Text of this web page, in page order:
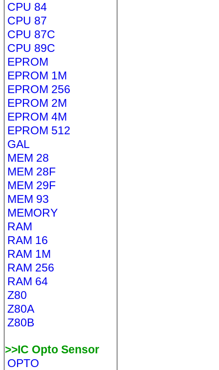
CPU 84
CPU 87
CPU 87C
CPU 89C
EPROM
EPROM 1M
EPROM 256
EPROM 2M
EPROM 4M
EPROM 512
GAL
MEM 28
MEM 28F
MEM 29F
MEM 93
MEMORY
RAM
RAM 16
RAM 1M
RAM 256
RAM 64
Z80
Z80A
Z80B
>>IC Opto Sensor
OPTO